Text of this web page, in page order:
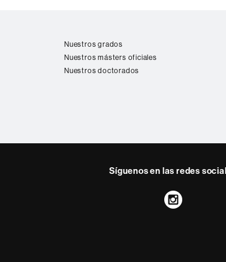
Nuestros grados
Nuestros másters oficiales
Nuestros doctorados
Síguenos en las redes